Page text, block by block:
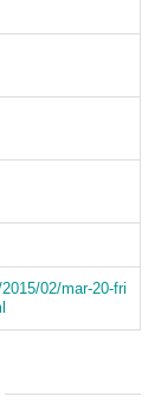
02/mar-20-fri